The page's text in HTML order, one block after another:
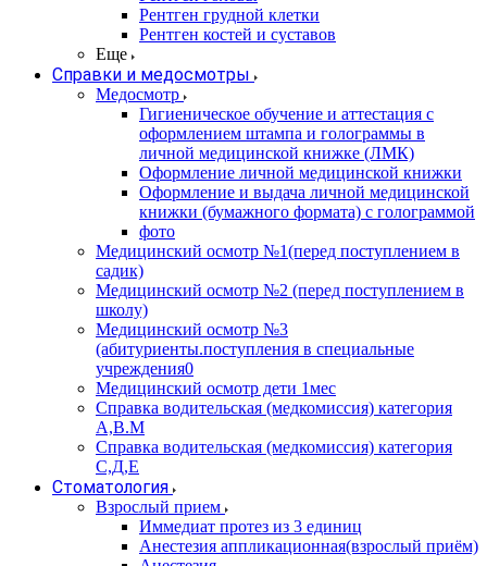
Рентген грудной клетки
Рентген костей и суставов
Еще
Справки и медосмотры
Медосмотр
Гигиеническое обучение и аттестация с
оформлением штампа и голограммы в
личной медицинской книжке (ЛМК)
Оформление личной медицинской книжки
Оформление и выдача личной медицинской
книжки (бумажного формата) с голограммой
фото
Медицинский осмотр №1(перед поступлением в
садик)
Медицинский осмотр №2 (перед поступлением в
школу)
Медицинский осмотр №3
(абитуриенты.поступления в специальные
учреждения0
Медицинский осмотр дети 1мес
Справка водительская (медкомиссия) категория
А,В.М
Справка водительская (медкомиссия) категория
С,Д,Е
Стоматология
Взрослый прием
Иммедиат протез из 3 единиц
Анестезия аппликационная(взрослый приём)